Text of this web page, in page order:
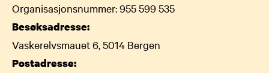
Organisasjonsnummer: 955 599 535
Besøksadresse:
Vaskerelvsmauet 6, 5014 Bergen
Postadresse: